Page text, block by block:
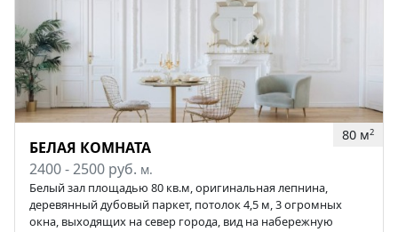
80 м2
БЕЛАЯ КОМНАТА
2400 - 2500 руб. м.
Белый зал площадью 80 кв.м, оригинальная лепнина,
деревянный дубовый паркет, потолок 4,5 м, 3 огромных
окна, выходящих на север города, вид на набережную